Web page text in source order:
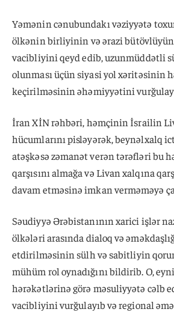
Yəmənin cənubundakı vəziyyətə
ölkənin birliyinin və ərazi
vacibliyini qeyd edib, uzunmüddətli
olunması üçün siyasi yol xəritəsinin
keçirilməsinin əhəmiyyətini
İran XİN rəhbəri, həmçinin İsrailin
hücumlarını pisləyərək, beynəlxalq
atəşkəsə zəmanət verən tərəfləri bu
qarşısını almağa və Livan xalqına
davam etməsinə imkan verməməyə
Səudiyyə Ərəbistanının xarici işlər
ölkələri arasında dialoq və
etdirilməsinin sülh və sabitliyin
mühüm rol oynadığını bildirib. O,
hərəkətlərinə görə məsuliyyətə cəlb
vacibliyini vurğulayıb və regional